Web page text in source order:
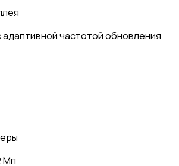
адаптивной частотой обновления
Мп